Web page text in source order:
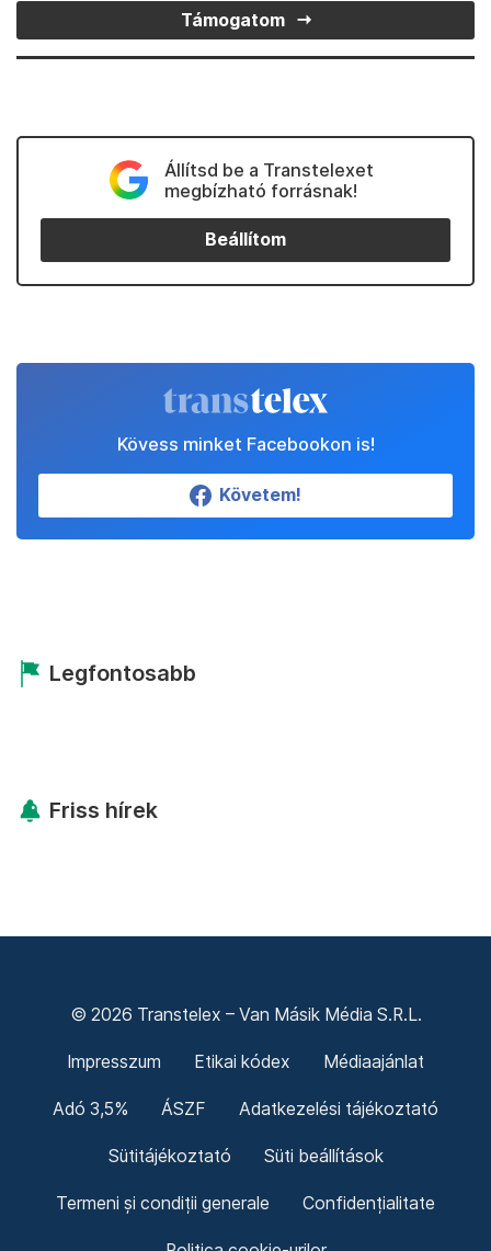
Támogatom
Állítsd be a Transtelexet
megbízható forrásnak!
Beállítom
Kövess minket Facebookon is!
Követem!
Legfontosabb
Friss hírek
© 2026 Transtelex – Van Másik Média S.R.L.
Impresszum Etikai kódex Médiaajánlat
Adó 3,5% ÁSZF Adatkezelési tájékoztató
Sütitájékoztató Süti beállítások
Termeni și condiții generale Confidențialitate